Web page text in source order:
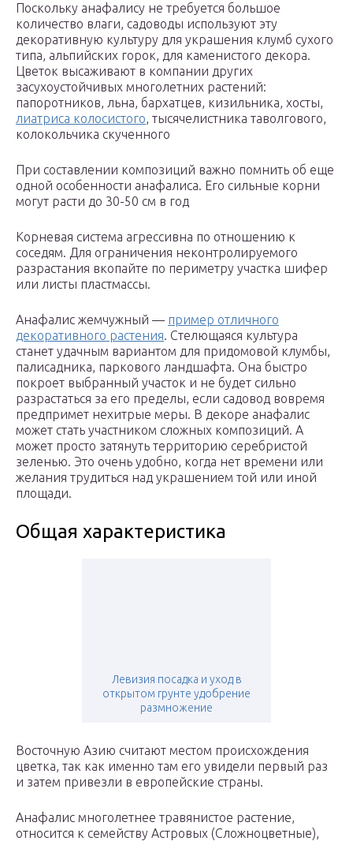
Поскольку анафалису не требуется большое
количество влаги, садоводы используют эту
декоративную культуру для украшения клумб сухого
типа, альпийских горок, для каменистого декора.
Цветок высаживают в компании других
засухоустойчивых многолетних растений:
папоротников, льна, бархатцев, кизильника, хосты,
лиатриса колосистого, тысячелистника таволгового,
колокольчика скученного
При составлении композиций важно помнить об еще
одной особенности анафалиса. Его сильные корни
могут расти до 30-50 см в год
Корневая система агрессивна по отношению к
соседям. Для ограничения неконтролируемого
разрастания вкопайте по периметру участка шифер
или листы пластмассы.
Анафалис жемчужный — пример отличного
декоративного растения. Стелющаяся культура
станет удачным вариантом для придомовой клумбы,
палисадника, паркового ландшафта. Она быстро
покроет выбранный участок и не будет сильно
разрастаться за его пределы, если садовод вовремя
предпримет нехитрые меры. В декоре анафалис
может стать участником сложных композиций. А
может просто затянуть территорию серебристой
зеленью. Это очень удобно, когда нет времени или
желания трудиться над украшением той или иной
площади.
Общая характеристика
Левизия посадка и уход в
открытом грунте удобрение
размножение
Восточную Азию считают местом происхождения
цветка, так как именно там его увидели первый раз
и затем привезли в европейские страны.
Анафалис многолетнее травянистое растение,
относится к семейству Астровых (Сложноцветные),